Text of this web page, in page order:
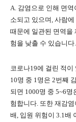
A. 감염으로 인해 면
소되고 있으며, 사람
때문에 일관된 면역을
험을 낮출 수 있습니다.
코로나19에 걸린 적
10명 중 1명은 2번째
되면 1000명 중 5~6
험합니다. 또한 재감
배, 입원 위험이 3.1배